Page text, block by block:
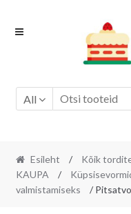
Skip
Skip
All
Esileht /
Kõik
KAUPA
/
valmistamiseks
/